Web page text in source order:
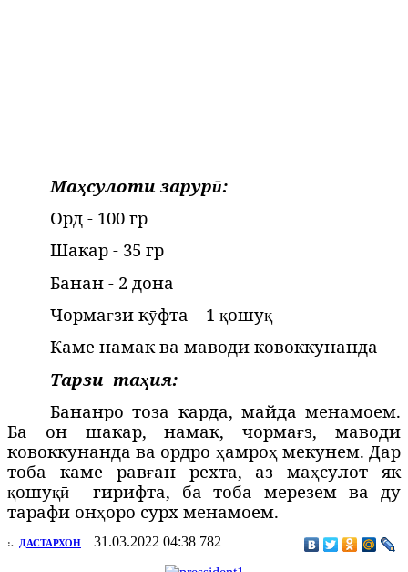
Маҳсулоти зарурӣ:
Орд - 100 гр
Шакар - 35 гр
Банан - 2 дона
Чормағзи кӯфта – 1қошуқ
Каме намак ва маводи ковоккунанда
Тарзи таҳия:
Бананро тоза карда, майда менамоем.
Ба он шакар, намак, чормағз, маводи
ковоккунанда ва ордро ҳамроҳмекунем. Дар
тоба каме равған рехта, аз маҳсулот як
қошуқӣ гирифта, ба тоба мерезем ва ду
тарафи онҳоро сурх менамоем.
:. ДАСТАРХОН 31.03.2022 04:38 782